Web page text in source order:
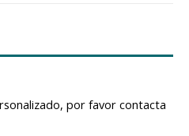
por favor contacta